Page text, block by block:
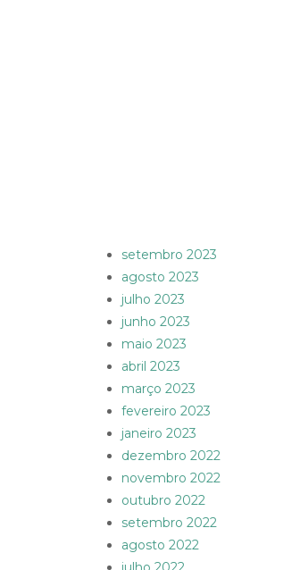
setembro 2023
agosto 2023
julho 2023
junho 2023
maio 2023
abril 2023
março 2023
fevereiro 2023
janeiro 2023
dezembro 2022
novembro 2022
outubro 2022
setembro 2022
agosto 2022